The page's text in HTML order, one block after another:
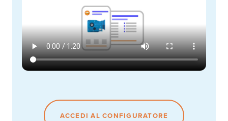
ACCEDI AL CONFIGURATORE